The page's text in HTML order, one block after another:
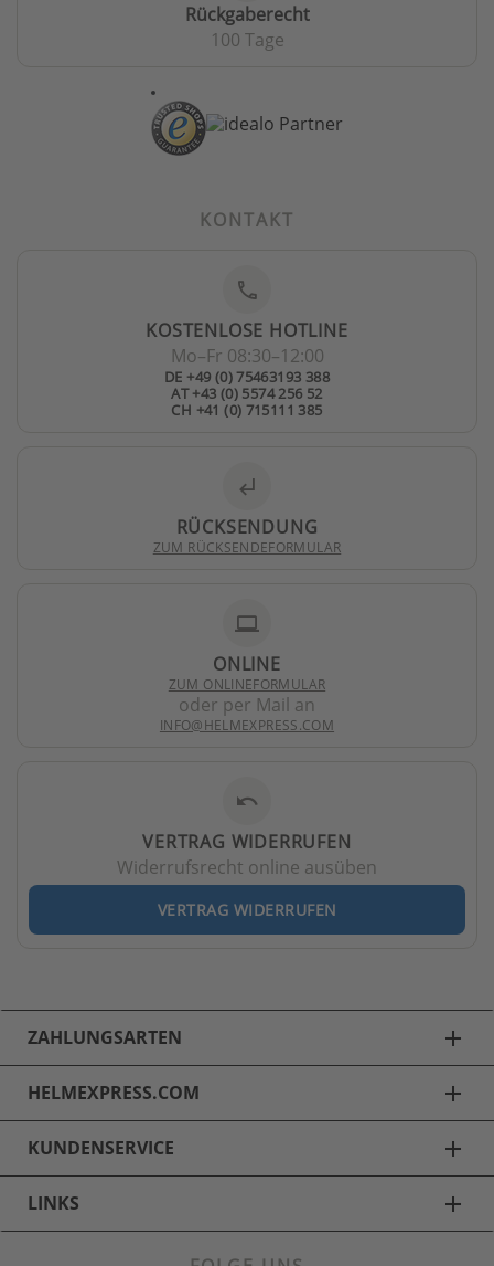
Rückgaberecht
100 Tage
KONTAKT
phone
KOSTENLOSE HOTLINE
Mo–Fr 08:30–12:00
DE +49 (0) 75463193 388
AT +43 (0) 5574 256 52
CH +41 (0) 715111 385
subdirectory_arrow_left
RÜCKSENDUNG
ZUM RÜCKSENDEFORMULAR
laptop
ONLINE
ZUM ONLINEFORMULAR
oder per Mail an
INFO@HELMEXPRESS.COM
undo
VERTRAG WIDERRUFEN
Widerrufsrecht online ausüben
VERTRAG WIDERRUFEN
ZAHLUNGSARTEN add
HELMEXPRESS.COM add
KUNDENSERVICE add
LINKS add